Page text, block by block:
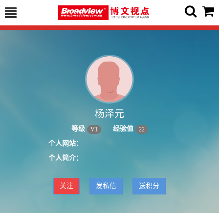
杨泽元
等级 V1 经验值 22
个人网站：
个人简介：
关注 发私信 送积分